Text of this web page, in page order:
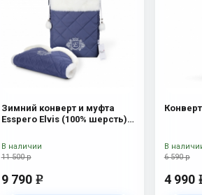
Зимний конверт и муфта
Esspero Elvis (100% шерсть)
11 500 р
9 790 e
В наличии
6 590 р
4 990
В